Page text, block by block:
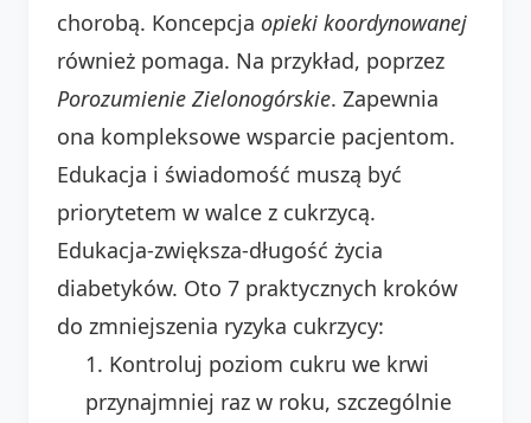
chorobą. Koncepcja opieki koordynowanej
również pomaga. Na przykład, poprzez
Porozumienie Zielonogórskie. Zapewnia
ona kompleksowe wsparcie pacjentom.
Edukacja i świadomość muszą być
priorytetem w walce z cukrzycą.
Edukacja-zwiększa-długość życia
diabetyków. Oto 7 praktycznych kroków
do zmniejszenia ryzyka cukrzycy:
Kontroluj poziom cukru we krwi
przynajmniej raz w roku, szczególnie